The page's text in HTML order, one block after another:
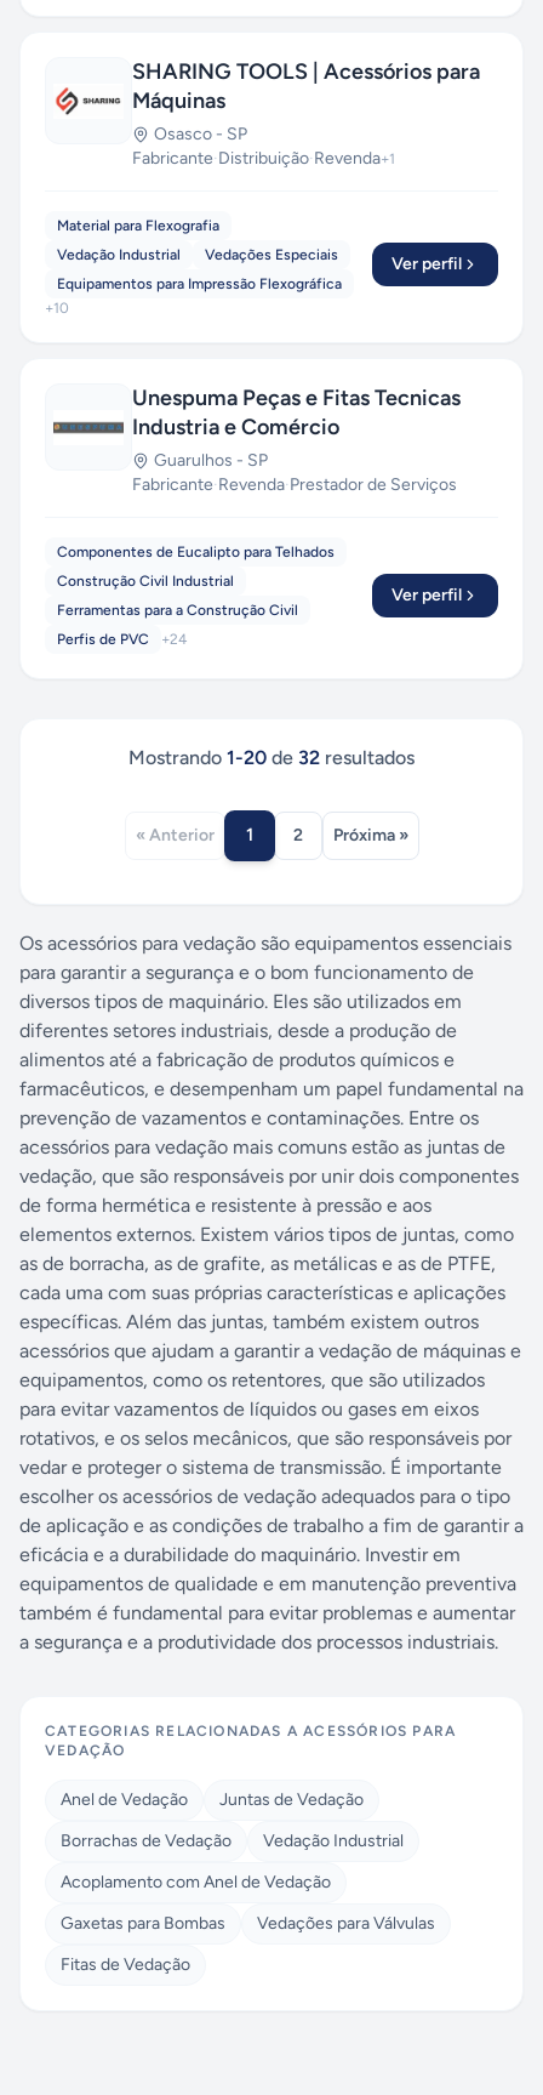
SHARING TOOLS | Acessórios para
Máquinas
Osasco - SP
Fabricante·Distribuição·Revenda+1
Material para Flexografia
Vedação Industrial
Vedações Especiais
Equipamentos para Impressão Flexográfica
+10
Ver perfil
Unespuma Peças e Fitas Tecnicas
Industria e Comércio
Guarulhos - SP
Fabricante·Revenda·Prestador de Serviços
Componentes de Eucalipto para Telhados
Construção Civil Industrial
Ferramentas para a Construção Civil
Perfis de PVC
+24
Ver perfil
Mostrando 1-20 de 32 resultados
« Anterior 1 2 Próxima »
Os acessórios para vedação são equipamentos essenciais
para garantir a segurança e o bom funcionamento de
diversos tipos de maquinário. Eles são utilizados em
diferentes setores industriais, desde a produção de
alimentos até a fabricação de produtos químicos e
farmacêuticos, e desempenham um papel fundamental na
prevenção de vazamentos e contaminações. Entre os
acessórios para vedação mais comuns estão as juntas de
vedação, que são responsáveis por unir dois componentes
de forma hermética e resistente à pressão e aos
elementos externos. Existem vários tipos de juntas, como
as de borracha, as de grafite, as metálicas e as de PTFE,
cada uma com suas próprias características e aplicações
específicas. Além das juntas, também existem outros
acessórios que ajudam a garantir a vedação de máquinas e
equipamentos, como os retentores, que são utilizados
para evitar vazamentos de líquidos ou gases em eixos
rotativos, e os selos mecânicos, que são responsáveis por
vedar e proteger o sistema de transmissão. É importante
escolher os acessórios de vedação adequados para o tipo
de aplicação e as condições de trabalho a fim de garantir a
eficácia e a durabilidade do maquinário. Investir em
equipamentos de qualidade e em manutenção preventiva
também é fundamental para evitar problemas e aumentar
a segurança e a produtividade dos processos industriais.
CATEGORIAS RELACIONADAS AACESSÓRIOS PARA
VEDAÇÃO
Anel de Vedação
Juntas de Vedação
Borrachas de Vedação
Vedação Industrial
Acoplamento com Anel de Vedação
Gaxetas para Bombas
Vedações para Válvulas
Fitas de Vedação